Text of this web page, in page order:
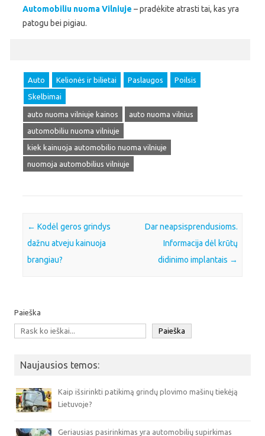
Automobiliu nuoma Vilniuje – pradėkite atrasti tai, kas yra
patogu bei pigiau.
Auto Kelionės ir bilietai Paslaugos
Poilsis
Skelbimai
auto nuoma vilniuje kainos
auto nuoma vilnius
automobiliu nuoma vilniuje
kiek kainuoja automobilio nuoma vilniuje
nuomoja automobilius vilniuje
Post navigation
← Kodėl geros grindys
dažnu atveju kainuoja
brangiau?
Dar neapsisprendusioms.
Informacija dėl krūtų
didinimo implantais →
Paieška
Paieška
Naujausios temos:
Kaip išsirinkti patikimą grindų plovimo mašinų tiekėją
Lietuvoje?
Geriausias pasirinkimas yra automobilių supirkimas